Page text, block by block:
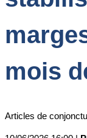
mois
Articles de